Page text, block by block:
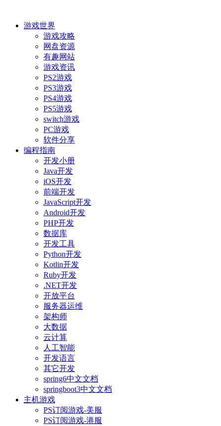
游戏世界
游戏攻略
网盘资源
有趣网站
游戏资讯
PS2游戏
PS3游戏
PS4游戏
PS5游戏
switch游戏
PC游戏
软件分享
编程指南
开发小册
Java开发
iOS开发
前端开发
JavaScript开发
Android开发
PHP开发
数据库
开发工具
Python开发
Kotlin开发
Ruby开发
.NET开发
开放平台
服务器运维
架构师
大数据
云计算
人工智能
开发语言
其它开发
spring6中文文档
springboot3中文文档
主机游戏
PS订阅游戏-美服
PS订阅游戏-港服